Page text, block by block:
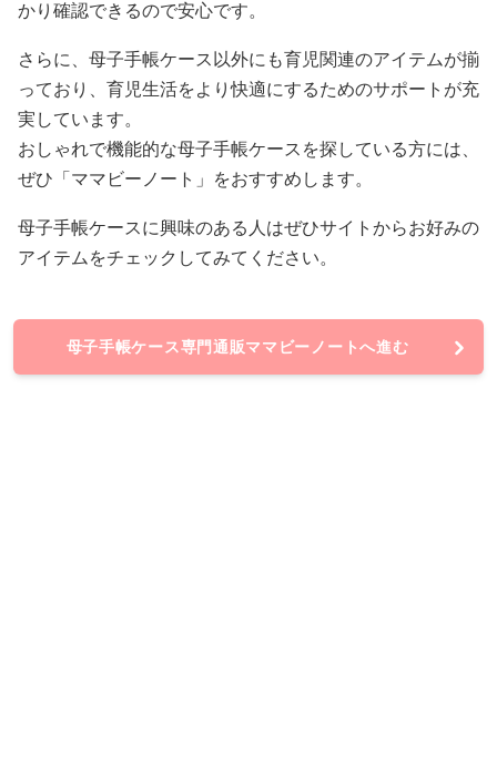
かり確認できるので安心です。
さらに、母子手帳ケース以外にも育児関連のアイテムが揃
っており、育児生活をより快適にするためのサポートが充
実しています。
おしゃれで機能的な母子手帳ケースを探している方には、
ぜひ「ママビーノート」をおすすめします。
母子手帳ケースに興味のある人はぜひサイトからお好みの
アイテムをチェックしてみてください。
母子手帳ケース専門通販ママビーノートへ進む